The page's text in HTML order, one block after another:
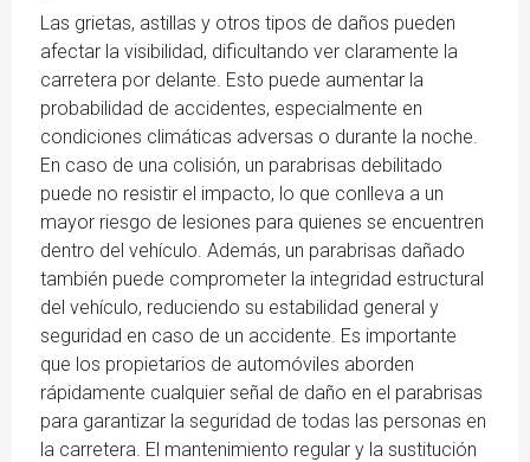
Las grietas, astillas y otros tipos de daños pueden
afectar la visibilidad, dificultando ver claramente la
carretera por delante. Esto puede aumentar la
probabilidad de accidentes, especialmente en
condiciones climáticas adversas o durante la noche.
En caso de una colisión, un parabrisas debilitado
puede no resistir el impacto, lo que conlleva a un
mayor riesgo de lesiones para quienes se encuentren
dentro del vehículo. Además, un parabrisas dañado
también puede comprometer la integridad estructural
del vehículo, reduciendo su estabilidad general y
seguridad en caso de un accidente. Es importante
que los propietarios de automóviles aborden
rápidamente cualquier señal de daño en el parabrisas
para garantizar la seguridad de todas las personas en
la carretera. El mantenimiento regular y la sustitución